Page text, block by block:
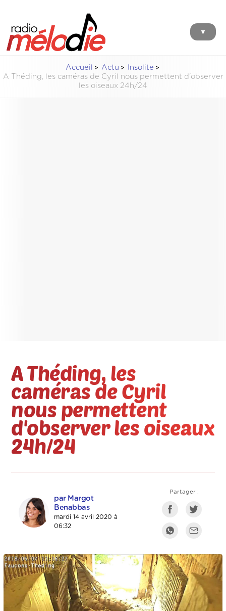
▼
Accueil Actu
Insolite
A Théding, les caméras de Cyril nous permettent d'observer
les oiseaux 24h/24
A Théding, les
caméras de Cyril
nous permettent
d'observer les oiseaux
24h/24
par Margot
Benabbas
mardi 14 avril 2020 à
06:32
Partager :